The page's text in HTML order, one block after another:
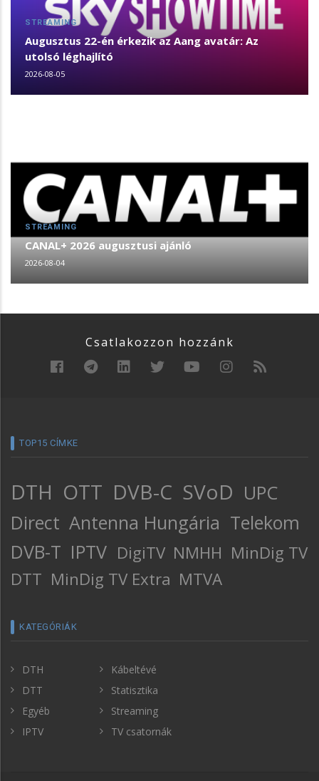
STREAMING
Augusztus 22-én érkezik az Aang avatár: Az
utolsó léghajlító
2026-08-05
STREAMING
CANAL+ 2026 augusztusi ajánló
2026-08-04
Csatlakozzon hozzánk
TOP15 CÍMKE
DTH OTT DVB-C SVoD UPC
Direct Antenna Hungária Telekom
DVB-T IPTV DigiTV NMHH MinDig TV
DTT MinDig TV Extra MTVA
KATEGÓRIÁK
DTH
DTT
Egyéb
IPTV
Kábeltévé
Statisztika
Streaming
TV csatornák